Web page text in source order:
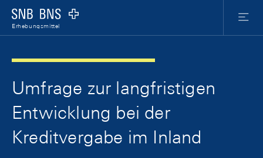
Logo
Erhebungsmittel
Menu
Umfrage zur langfristigen
Entwicklung bei der
Kreditvergabe im Inland